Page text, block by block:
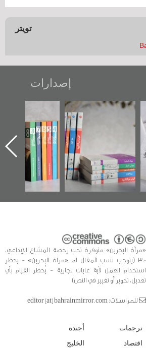
تويتر
إصدارات
تصنيف موضوعي
للوثائق البريطانية
يقدمه «مركز أوال»
في سلسلة من 5
كتب
تصدر حصاد
الساحات 2019
«مرآة البحرين» متوفرة تحت رخصة المشاع الإبداعي،
3.0 (يتوجب نسب المقال الى «مراة البحرين» - يحظر
استخدام العمل لأية غايات تجارية - يُحظر القيام بأي
تعديل، تحوير أو تغيير في النص)
للمراسلات: editor [at] bahrainmirror.com
ترجمات
اقتصاد
أجندة
الخليج